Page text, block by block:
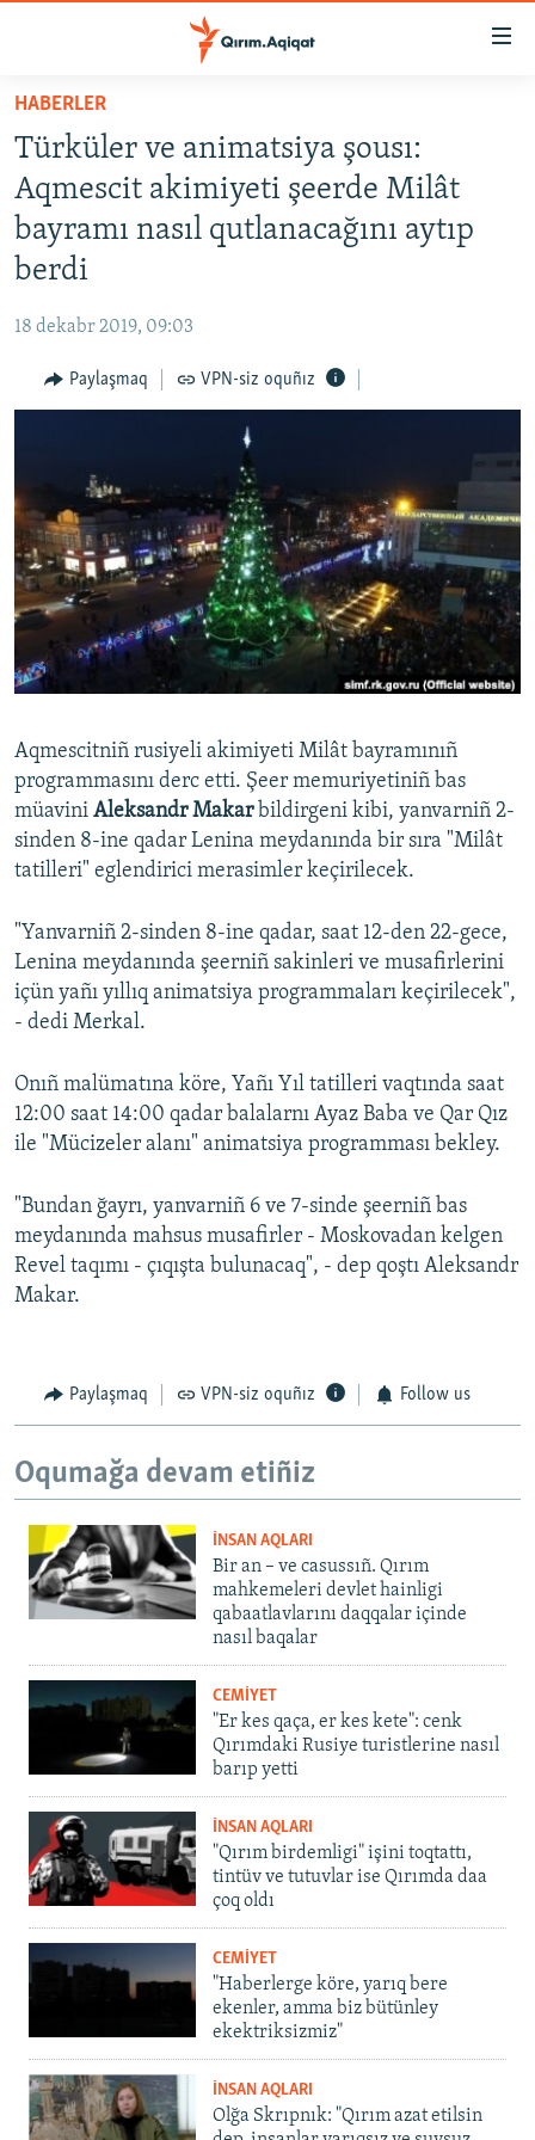
Esas
qaytmaq
Baş
navigatsiyağa
qaytmaq
Qıdıruvğa
HABERLER
İQTİSADİYAT
CEMİYET
İNSAN AQLARI
VİDEO
BLOGLAR
FİKİR
Русский
Українською
QOŞULIÑIZ!
RFE/RS bütün saytları
HABERLER
Türküler ve animatsiya şousı:
Aqmescit akimiyeti şeerde Milât
bayramı nasıl qutlanacağını aytıp
berdi
18 dekabr 2019, 09:03
Paylaşmaq VPN-siz oquñız
Aqmescitniñ rusiyeli akimiyeti Milât bayramınıñ
programmasını derc etti. Şeer memuriyetiniñ bas
müavini Aleksandr Makar bildirgeni kibi, yanvarniñ 2-
sinden 8-ine qadar Lenina meydanında bir sıra "Milât
tatilleri" eglendirici merasimler keçirilecek.
"Yanvarniñ 2-sinden 8-ine qadar, saat 12-den 22-gece,
Lenina meydanında şeerniñ sakinleri ve musafirlerini
içün yañı yıllıq animatsiya programmaları keçirilecek",
- dedi Merkal.
Onıñ malümatına köre, Yañı Yıl tatilleri vaqtında saat
12:00 saat 14:00 qadar balalarnı Ayaz Baba ve Qar Qız
ile "Mücizeler alanı" animatsiya programması bekley.
"Bundan ğayrı, yanvarniñ 6 ve 7-sinde şeerniñ bas
meydanında mahsus musafirler - Moskovadan kelgen
Revel taqımı - çıqışta bulunacaq", - dep qoştı Aleksandr
Makar.
Paylaşmaq VPN-siz oquñız Follow us
Oqumağa devam etiñiz
İNSAN AQLARI
Bir an – ve casussıñ. Qırım
mahkemeleri devlet hainligi
qabaatlavlarını daqqalar içinde
nasıl baqalar
CEMİYET
"Er kes qaça, er kes kete": cenk
Qırımdaki Rusiye turistlerine nasıl
barıp yetti
İNSAN AQLARI
"Qırım birdemligi" işini toqtattı,
tintüv ve tutuvlar ise Qırımda daa
çoq oldı
CEMİYET
"Haberlerge köre, yarıq bere
ekenler, amma biz bütünley
ekektriksizmiz"
İNSAN AQLARI
Olğa Skrıpnık: "Qırım azat etilsin